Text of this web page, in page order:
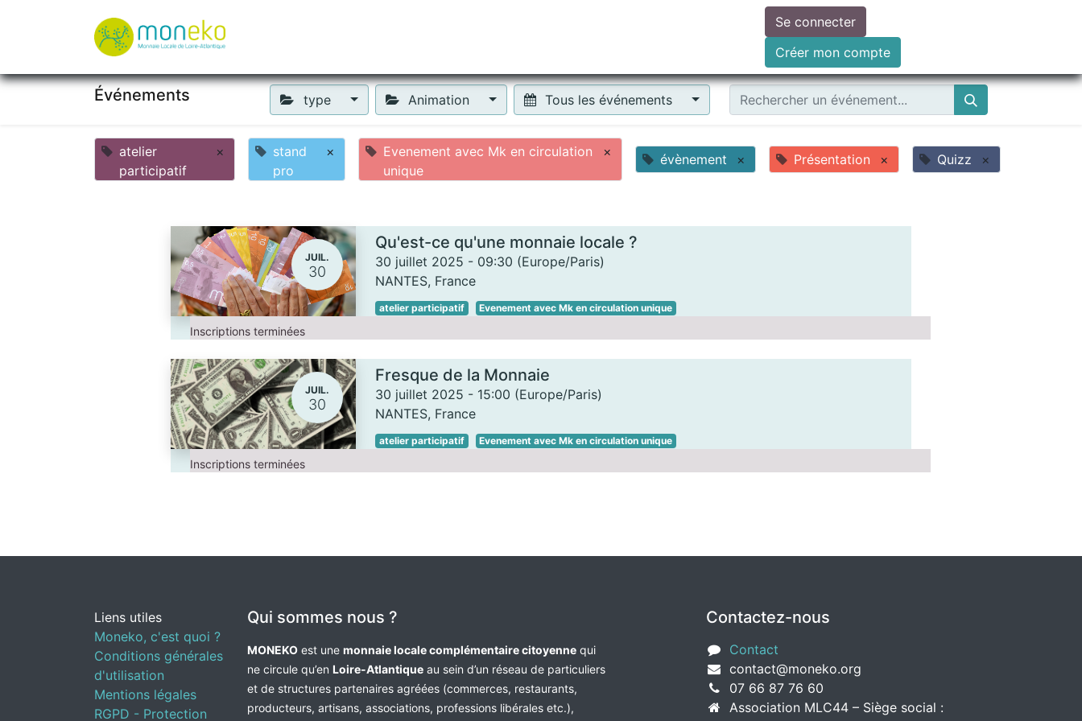
Faire un don
Se connecter
Créer mon compte
Événements type Animation Tous les événements
atelier
participatif
×
stand
pro
×
Evenement avec Mk en circulation
unique
× évènement × Présentation × Quizz ×
JUIL.
30
Qu'est-ce qu'une monnaie locale ?
30 juillet 2025 - 09:30 (Europe/Paris)
NANTES, France
atelier participatif Evenement avec Mk en circulation unique
Inscriptions terminées
JUIL.
30
Fresque de la Monnaie
30 juillet 2025 - 15:00 (Europe/Paris)
NANTES, France
atelier participatif Evenement avec Mk en circulation unique
Inscriptions terminées
Liens utiles
Moneko, c'est quoi ?
Conditions générales
d'utilisation
Mentions légales
RGPD - Protection
Qui sommes nous ?
MONEKO est une monnaie locale complémentaire citoyenne qui
ne circule qu’en Loire-Atlantique au sein d’un réseau de particuliers
et de structures partenaires agréées (commerces, restaurants,
producteurs, artisans, associations, professions libérales etc.),
Contactez-nous
Contact
contact@moneko.org
07 66 87 76 60
Association MLC44 – Siège social :